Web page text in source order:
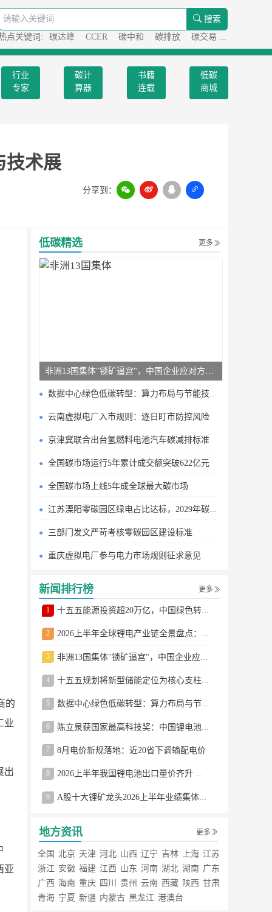
搜索
点关键词:
碳达峰 CCER 碳中和 碳排放 碳交易
行业
专家
碳计
算器
书籍
连载
低碳
商城
技术展
分享到：
的
业
出
亚
低碳精选 更多
非洲13国集体"锁矿逼宫"，中国企业应对方案曝光
数据中心绿色低碳转型：算力布局与节能技术突破
云南虚拟电厂入市规则：逐日盯市防控风险
京津冀联合出台氢燃料电池汽车碳减排标准
全国碳市场运行5年累计成交额突破622亿元
全国碳市场上线5年成全球最大碳市场
江苏溧阳零碳园区绿电占比达标，2029年碳排目标明确
三部门发文严苛考核零碳园区建设标准
重庆虚拟电厂参与电力市场规则征求意见
新闻排行榜 更多
1 十五五能源投资超20万亿，中国绿色转型提速
2 2026上半年全球锂电产业链全景盘点：储能爆发、整车出口高增、材料供需分化
3
4 十五五规划将新型储能定位为核心支柱产业
5 数据中心绿色低碳转型：算力布局与节能技术突破
6
7 8月电价新规落地：近20省下调输配电价
8 2026上半年我国锂电池出口量价齐升 德国成最大市场
9 A股十大锂矿龙头2026上半年业绩集体大涨
地方资讯 更多
全国 北京 天津 河北 山西 辽宁 吉林 上海 江苏
浙江 安徽 福建 江西 山东 河南 湖北 湖南 广东
广西 海南 重庆 四川 贵州 云南 西藏 陕西 甘肃
青海 宁夏 新疆 内蒙古 黑龙江 港澳台